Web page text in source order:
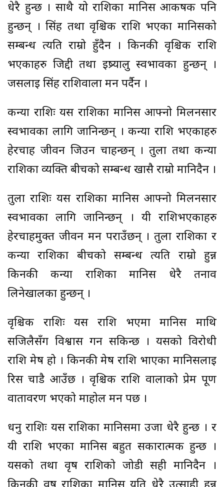
धेरै हुन्छ । साथै यो राशिका मानिस आकर्षक पनि
हुन्छन् । सिंह तथा वृश्चिक राशि भएका मानिसको
सम्बन्ध त्यति राम्रो हुँदैन । किनकी वृश्चिक राशि
भएकाहरु जिद्दी तथा ईष्र्यालु स्वभावका हुन्छन् ।
जसलाई सिंह राशिवाला मन पर्दैन ।
कन्या राशिः यस राशिका मानिस आफ्नो मिलनसार
स्वभावका लागि जानिन्छन् । कन्या राशि भएकाहरु
हेरचाह जीवन जिउन चाहन्छन् । तुला तथा कन्या
राशिका व्यक्ति बीचको सम्बन्ध खासै राम्रो मानिदैन ।
तुला राशिः यस राशिका मानिस आफ्नो मिलनसार
स्वभावका लागि जानिन्छन् । यी राशिभएकाहरु
हेरचाहमुक्त जीवन मन पराउँछन् । तुला राशिका र
कन्या राशिका बीचको सम्बन्ध त्यति राम्रो हुन्न
किनकी कन्या राशिका मानिस धेरै तनाव
लिनेखालका हुन्छन् ।
वृश्चिक राशिः यस राशि भएमा मानिस माथि
सजिलैसँग विश्वास गर्न सकिन्छ । यसको विरोधी
राशि मेष हो । किनकी मेष राशि भाएका मानिसलाई
रिस चाडै आउँछ । वृश्चिक राशि वालाको प्रेम पूर्ण
वातावरण भएको माहोल मन पर्छ ।
धनु राशिः यस राशिका मानिसमा उर्जा धेरै हुन्छ । र
यी राशि भएका मानिस बहुत सकारात्मक हुन्छ ।
यसको तथा वृष राशिको जोडी सही मानिदैन ।